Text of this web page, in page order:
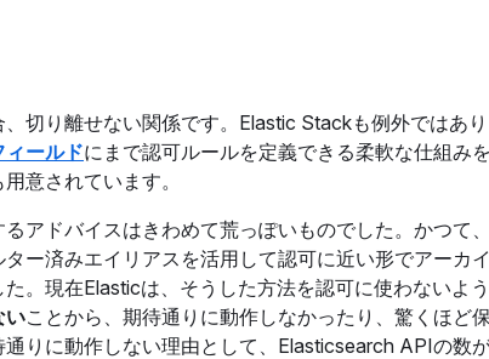
切り離せない関係です。Elastic Stackも例外ではあ
ィールドにまで認可ルールを定義できる柔軟な仕組み
用意されています。
アドバイスはきわめて荒っぽいものでした。かつて
ー済みエイリアスを活用して認可に近い形でアーカ
。現在Elasticは、そうした方法を認可に使わないよ
いことから、期待通りに動作しなかったり、驚くほど
りに動作しない理由として、Elasticsearch APIの数